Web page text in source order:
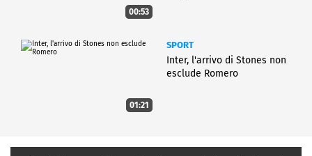
00:53
01:21
SPORT
Inter, l'arrivo di Stones non
esclude Romero